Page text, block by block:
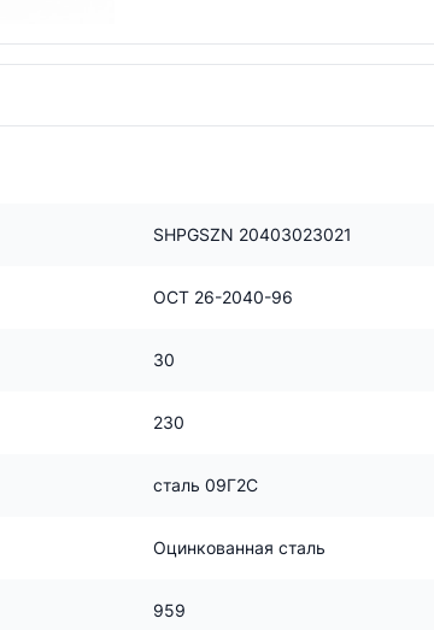
SHPGSZN 20403023021
ОСТ 26-2040-96
30
230
сталь 09Г2С
Оцинкованная сталь
959